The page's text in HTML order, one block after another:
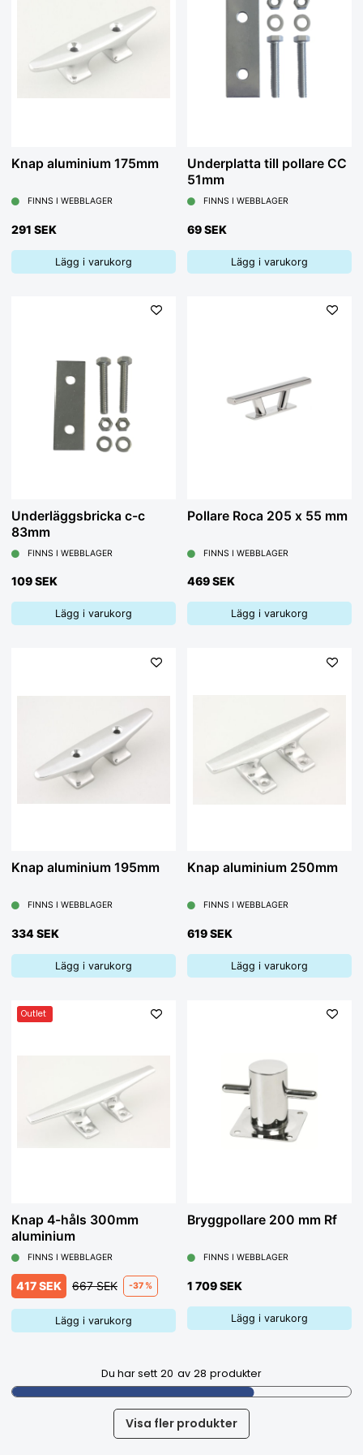
Knap aluminium 175mm
FINNS I WEBBLAGER
291 SEK
Lägg i varukorg
Underplatta till pollare CC
51mm
FINNS I WEBBLAGER
69 SEK
Lägg i varukorg
Underläggsbricka c-c
83mm
FINNS I WEBBLAGER
109 SEK
Lägg i varukorg
Pollare Roca 205 x 55 mm
FINNS I WEBBLAGER
469 SEK
Lägg i varukorg
Knap aluminium 195mm
FINNS I WEBBLAGER
334 SEK
Lägg i varukorg
Knap aluminium 250mm
FINNS I WEBBLAGER
619 SEK
Lägg i varukorg
Outlet
Knap 4-håls 300mm
aluminium
FINNS I WEBBLAGER
417 SEK 667 SEK -37 %
Lägg i varukorg
Bryggpollare 200 mm Rf
FINNS I WEBBLAGER
1 709 SEK
Lägg i varukorg
Du har sett 20 av 28 produkter
Visa fler produkter